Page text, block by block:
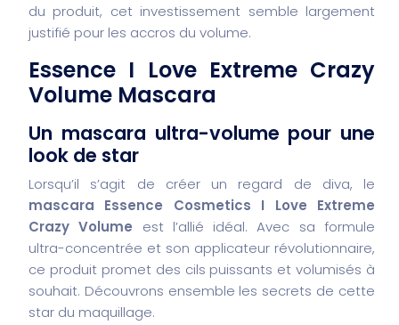
du produit, cet investissement semble largement
justifié pour les accros du volume.
Essence I Love Extreme Crazy
Volume Mascara
Un mascara ultra-volume pour une
look de star
Lorsqu’il s’agit de créer un regard de diva, le
mascara Essence Cosmetics I Love Extreme
Crazy Volume est l’allié idéal. Avec sa formule
ultra-concentrée et son applicateur révolutionnaire,
ce produit promet des cils puissants et volumisés à
souhait. Découvrons ensemble les secrets de cette
star du maquillage.